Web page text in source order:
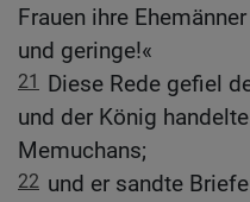
Frauen ihre
und geringe!«
21
Diese Rede gefiel
und der König
Memuchans;
22 und er sandte